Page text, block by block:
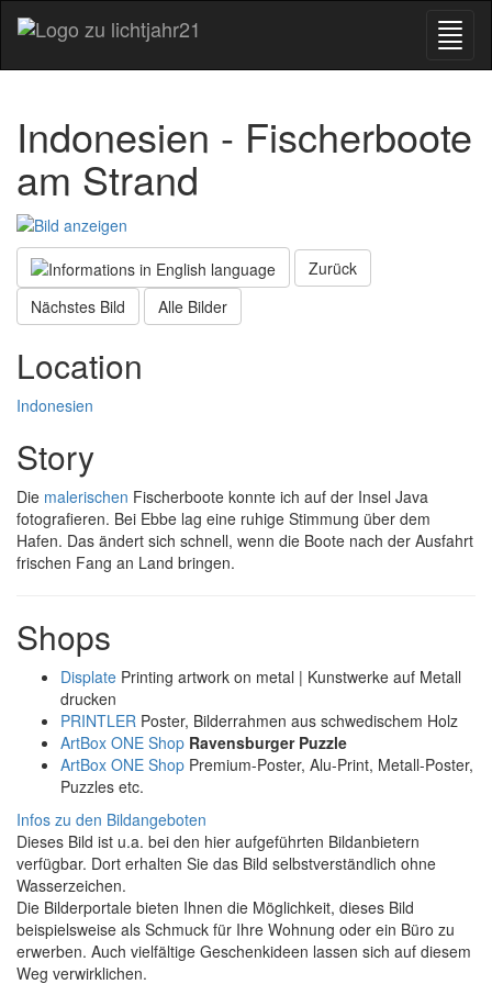
Indonesien - Fischerboote
am Strand
Zurück
Nächstes Bild
Alle Bilder
Location
Indonesien
Story
Die malerischen Fischerboote konnte ich auf der Insel Java
fotografieren. Bei Ebbe lag eine ruhige Stimmung über dem
Hafen. Das ändert sich schnell, wenn die Boote nach der Ausfahrt
frischen Fang an Land bringen.
Shops
Displate Printing artwork on metal | Kunstwerke auf Metall
drucken
PRINTLER Poster, Bilderrahmen aus schwedischem Holz
ArtBox ONE Shop Ravensburger Puzzle
ArtBox ONE Shop Premium-Poster, Alu-Print, Metall-Poster,
Puzzles etc.
Infos zu den Bildangeboten
Dieses Bild ist u.a. bei den hier aufgeführten Bildanbietern
verfügbar. Dort erhalten Sie das Bild selbstverständlich ohne
Wasserzeichen.
Die Bilderportale bieten Ihnen die Möglichkeit, dieses Bild
beispielsweise als Schmuck für Ihre Wohnung oder ein Büro zu
erwerben. Auch vielfältige Geschenkideen lassen sich auf diesem
Weg verwirklichen.